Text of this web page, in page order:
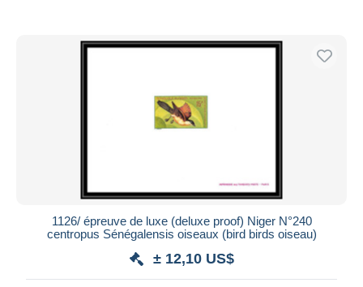
1126/ épreuve de luxe (deluxe proof) Niger N°240
centropus Sénégalensis oiseaux (bird birds oiseau)
± 12,10 US$